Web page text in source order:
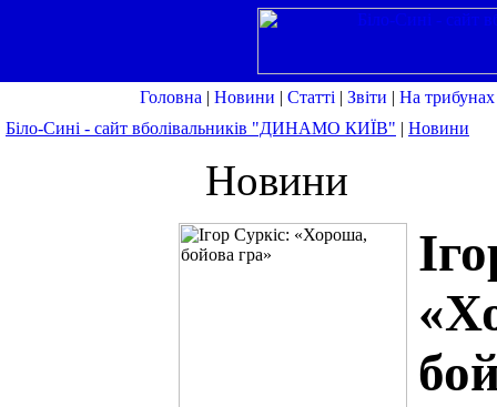
Головна | Новини | Статті | Звіти | На трибунах
Біло-Сині - сайт вболівальників "ДИНАМО КИЇВ" | Новини
Новини